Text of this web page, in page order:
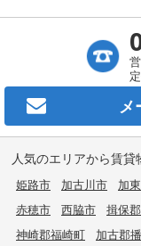
メ
人気のエリアから賃貸
姫路市 加古川市 加
赤穂市
西脇市 揖保
神崎郡福崎町
加古郡